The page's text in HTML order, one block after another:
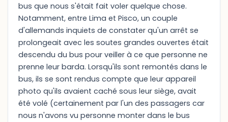
bus que nous s'était fait voler quelque chose.
Notamment, entre Lima et Pisco, un couple
d'allemands inquiets de constater qu'un arrêt se
prolongeait avec les soutes grandes ouvertes était
descendu du bus pour veiller à ce que personne ne
prenne leur barda. Lorsqu'ils sont remontés dans le
bus, ils se sont rendus compte que leur appareil
photo qu'ils avaient caché sous leur siège, avait
été volé (certainement par l'un des passagers car
nous n'avons vu personne monter dans le bus